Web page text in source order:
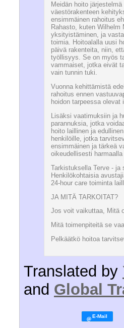
Meidän hoito
väestörakenteen
ensimmäinen rahoitus
Rahasto, kuten Wilhelm
yksityistäminen, ja
toimia. Hoitoalalla uusi
päivä rakenteita, niin,
työllisyys. Se on myös
vammaiset, jotka eivät
vain tunnin tuki.
Vuonna kehittämistä
rahoitus ennen
hoidon tarpeessa olevat
Lisäksi vaatimuksiin ja
parannuksia, jotka
hoito laillinen ja
henkilöille, jotka
ensimmäinen ja tärkeä
oikeudellisesti
Tarkistuksella Terve - ja
Henkilökohtaisia
24-hour care toiminta
JA MITÄ TARKOITAT?
Jos voit vaikuttaa, Mitä
Mitä toimenpiteitä se
Pelkäätkö hoitoa
Translated by
and Global